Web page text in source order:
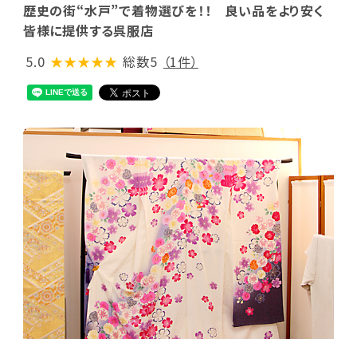
歴史の街“水戸”で着物選びを！！ 良い品をより安く
皆様に提供する呉服店
5.0 ★★★★★ 総数5 （1件）